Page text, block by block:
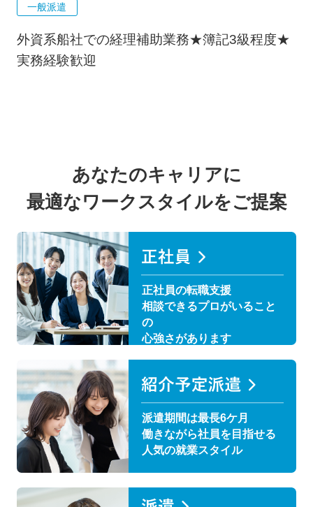
一般派遣
外資系船社での経理補助業務★簿記3級程度★
実務経験歓迎
あなたのキャリアに
最適なワークスタイルをご提案
正社員の転職支援
相談できるプロがいること
の
心強さがあります
派遣期間は最長6ケ月
働きながら社員を目指せる
人気の就業スタイル